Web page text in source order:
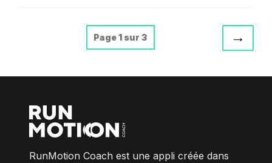
NAVIGATION
ARTICLES
Page 1 sur 3
Page
→
RunMotion Coach est une appli créée dans